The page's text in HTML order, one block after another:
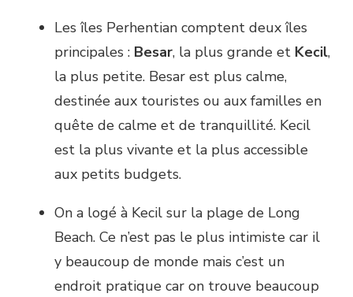
Les îles Perhentian comptent deux îles
principales : Besar, la plus grande et Kecil,
la plus petite. Besar est plus calme,
destinée aux touristes ou aux familles en
quête de calme et de tranquillité. Kecil
est la plus vivante et la plus accessible
aux petits budgets.
On a logé à Kecil sur la plage de Long
Beach. Ce n’est pas le plus intimiste car il
y beaucoup de monde mais c’est un
endroit pratique car on trouve beaucoup